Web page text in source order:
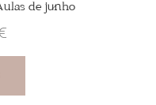
de junho